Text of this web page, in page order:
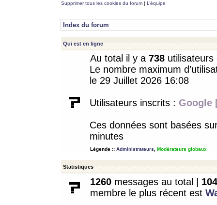
Supprimer tous les cookies du forum | L’équipe
Index du forum
Qui est en ligne
Au total il y a 738
Le nombre maximum
le 29 Juillet 2026 16:08
Utilisateurs inscrits : Google
Ces données sont basées
minutes
Légende :: Administrateurs Modérateurs globaux
Statistiques
1260 messages au total | 104
membre le plus récent est